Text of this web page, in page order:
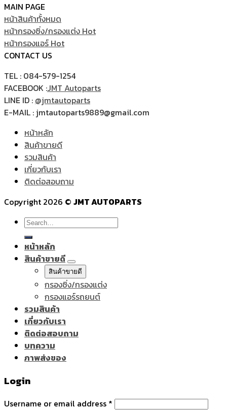
MAIN PAGE
หน้าสินค้าทั้งหมด
หน้ากรองซิ่ง/กรองแต่ง
หน้ากรองแอร์
CONTACT US
TEL : 084-579-1254
FACEBOOK :JMT Autoparts
LINE ID : @jmtautoparts
E-MAIL : jmtautoparts9889@gmail.com
หน้าหลัก
สินค้าขายดี
รวมสินค้า
เกี่ยวกับเรา
ติดต่อสอบถาม
Copyright 2026 © JMT AUTOPARTS
Search
for:
หน้าหลัก
สินค้าขายดี
สินค้าขายดี
กรองซิ่ง/กรองแต่ง
กรองแอร์รถยนต์
รวมสินค้า
เกี่ยวกับเรา
ติดต่อสอบถาม
บทความ
ภาพส่งของ
Login
Username or email address *